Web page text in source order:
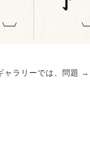
ャラリーでは、問題